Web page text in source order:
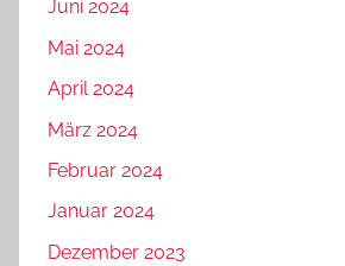
Juni 2024
Mai 2024
April 2024
März 2024
Februar 2024
Januar 2024
Dezember 2023